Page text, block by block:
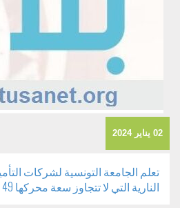
02 يناير 2024
تعلم الجامعة التونسية لشركات
النارية التي لا تتجاوز سعة محركها 49 صم مكعب